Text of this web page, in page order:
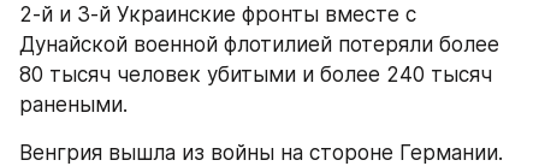
2-й и 3-й Украинские фронты вместе с
Дунайской военной флотилией потеряли более
80 тысяч человек убитыми и более 240 тысяч
ранеными.
Венгрия вышла из войны на стороне Германии.